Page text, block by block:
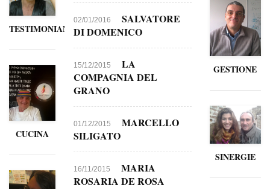
TESTIMONIANZE
CUCINA
02/01/2016
SALVATORE
DI DOMENICO
15/12/2015
LA
COMPAGNIA DEL
GRANO
01/12/2015
MARCELLO
SILIGATO
16/11/2015
MARIA
ROSARIA DE ROSA
GESTIONE
SINERGIE